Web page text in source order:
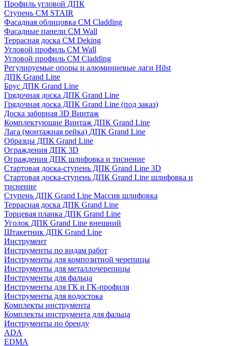
Профиль угловой ДПК
Ступень CM STAIR
Фасадная облицовка CM Cladding
Фасадные панели CM Wall
Террасная доска CM Deking
Угловой профиль CM Wall
Угловой профиль CM Cladding
Регулируемые опоры и алюминиевые лаги Hilst
ДПК Grand Line
Брус ДПК Grand Line
Грядочная доска ДПК Grand Line
Грядочная доска ДПК Grand Line (под заказ)
Доска заборная 3D Винтаж
Комплектующие Винтаж ДПК Grand Line
Лага (монтажная рейка) ДПК Grand Line
Образцы ДПК Grand Line
Ограждения ДПК 3D
Ограждения ДПК шлифовка и тиснение
Стартовая доска-ступень ДПК Grand Line 3D
Стартовая доска-ступень ДПК Grand Line шлифовка и
тиснение
Ступень ДПК Grand Line Массив шлифовка
Террасная доска ДПК Grand Line
Торцевая планка ДПК Grand Line
Уголок ДПК Grand Line внешний
Штакетник ДПК Grand Line
Инструмент
Инструменты по видам работ
Инструменты для композитной черепицы
Инструменты для металлочерепицы
Инструменты для фальца
Инструменты для ГК и ГК-профиля
Инструменты для водостока
Комплекты инструмента
Комплекты инструмента для фальца
Инструменты по бренду
ADA
EDMA